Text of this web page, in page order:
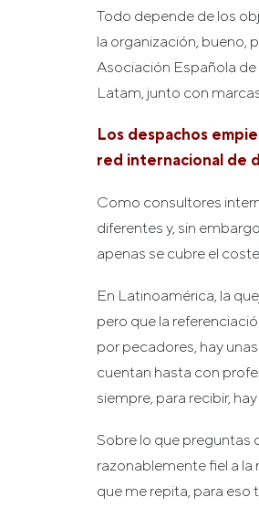
Todo depende de los
la organización, bueno,
Asociación Española
Latam, junto con
Los despachos
red internacional de
Como consultores
diferentes y, sin
apenas se cubre el
En Latinoamérica, la
pero que la
por pecadores, hay
cuentan hasta con
siempre, para recibir,
Sobre lo que preguntas
razonablemente fiel a
que me repita, para